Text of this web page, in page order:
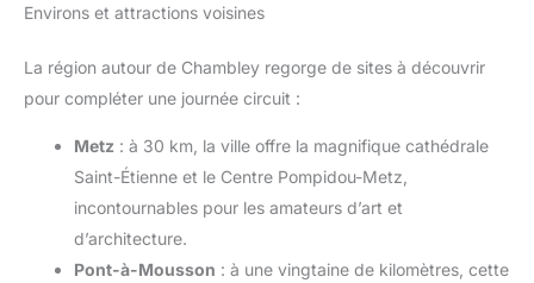
Environs et attractions voisines
La région autour de Chambley regorge de sites à découvrir
pour compléter une journée circuit :
Metz : à 30 km, la ville offre la magnifique cathédrale
Saint-Étienne et le Centre Pompidou-Metz,
incontournables pour les amateurs d’art et
d’architecture.
Pont-à-Mousson : à une vingtaine de kilomètres, cette